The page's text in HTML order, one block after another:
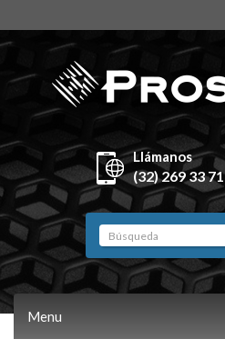
Llámanos
(32) 269 33 71
Menu